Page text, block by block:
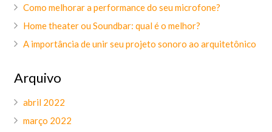
Como melhorar a performance do seu microfone?
Home theater ou Soundbar: qual é o melhor?
A importância de unir seu projeto sonoro ao arquitetônico
Arquivo
abril 2022
março 2022